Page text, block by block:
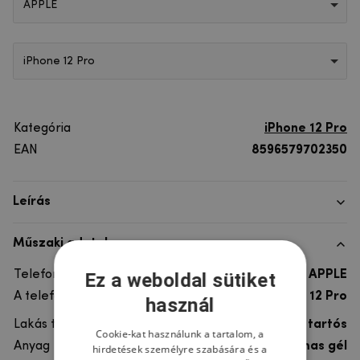
APPLE
iPhone 12 Pro
Kategória
iPhone 12 Pro
EAN
8596579702350
Leírás
Műszaki adatok
Telefon márka
APPLE
A telefonmodellhez
iPhone 12 Pro
Lakás típusa
Gél, Ultra tartós
Anyag
rugalmas gél
Ez a weboldal sütiket
használ
Cookie-kat használunk a tartalom, a
hirdetések személyre szabására és a